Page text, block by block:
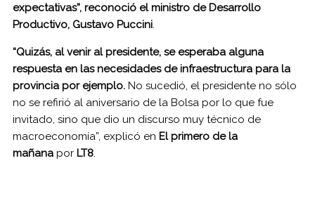
expectativas”, reconoció el ministro de Desarrollo
Productivo, Gustavo Puccini.
“Quizás, al venir al presidente, se esperaba alguna
respuesta en las necesidades de infraestructura para la
provincia por ejemplo. No sucedió, el presidente no sólo
no se refirió al aniversario de la Bolsa por lo que fue
invitado, sino que dio un discurso muy técnico de
macroeconomía”, explicó en El primero de la
mañana por LT8.